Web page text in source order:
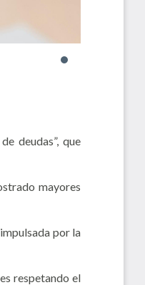
deudas”, que
mayores
por la
respetando el